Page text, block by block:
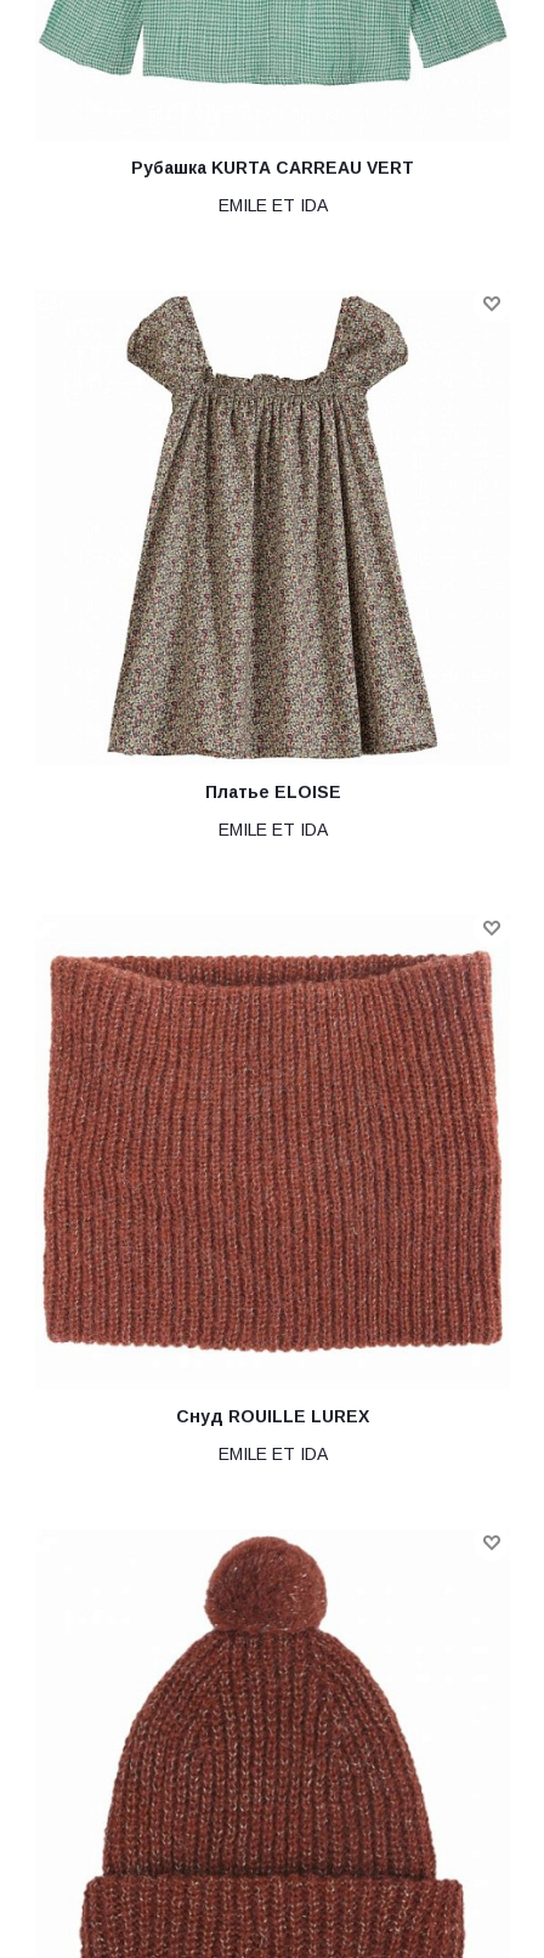
Рубашка KURTA CARREAU VERT
EMILE ET IDA
Платье ELOISE
EMILE ET IDA
Снуд ROUILLE LUREX
EMILE ET IDA